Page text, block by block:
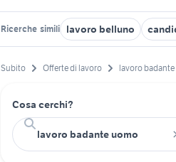
Ricerche simili lavoro belluno
Subito Offerte di lavoro lavoro
Cosa cerchi?